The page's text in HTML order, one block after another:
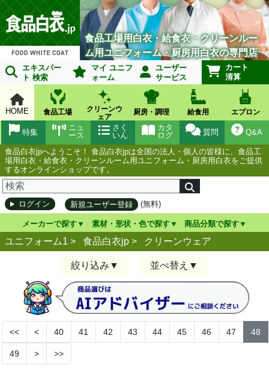
食品工場用白衣・給食衣・クリーンルー
ム用ユニフォーム・厨房用白衣の専門店
エキスパー
ト 検索
マイ ユニフ
ォーム
ユーザー
サービス
カート
清算
HOME 食品工場
クリーンウ
ェア
厨房・調理 給食用 エプロン
Q&A
質問
カタ
ログ
さく
いん
ニュ
ース
特集
食品白衣jpへようこそ！ 食品白衣jpは全国の法人・個人の皆様に、食品工
場用白衣・給食衣・クリーンルーム用ユニフォーム・厨房用白衣をご提供
するオンラインショップです。
ログイン 新規ユーザー登録 (無料)
メーカーで探す 素材・形状・色で探す 商品分類で探す
ユニフォーム1 > 食品白衣jp > クリーンウェア
絞り込み 並べ替え
<< < 40 41 42 43 44 45 46 47 48
49 > >>